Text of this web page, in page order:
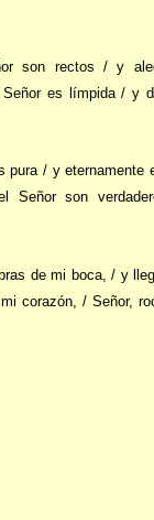
son rectos / y
es límpida / y
pura / y eternamente
Señor son
de mi boca, / y
corazón, / Señor,